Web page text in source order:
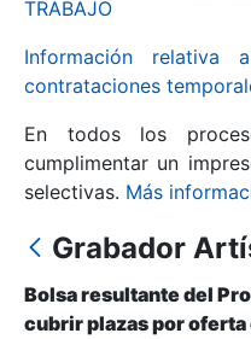
Mostrar/Ocultar
TRABAJO
Información relativa
contrataciones
En todos los
cumplimentar un
selectivas. Más
Grabador
Bolsa resultante del
cubrir plazas por